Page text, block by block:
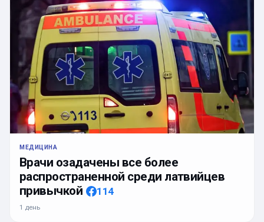
МЕДИЦИНА
Врачи озадачены все более
распространенной среди латвийцев
привычкой
114
1 день